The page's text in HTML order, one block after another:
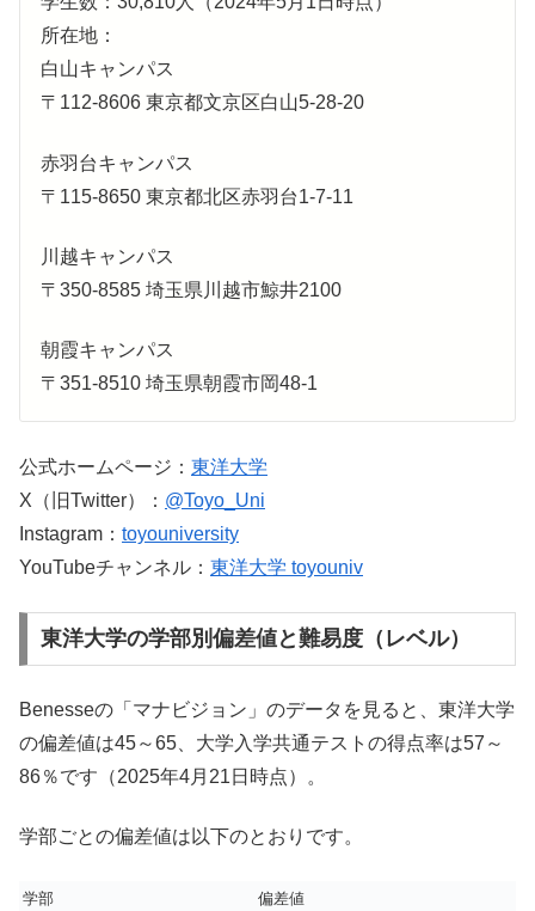
所在地：
白山キャンパス
〒112-8606 東京都文京区白山5-28-20
赤羽台キャンパス
〒115-8650 東京都北区赤羽台1-7-11
川越キャンパス
〒350-8585 埼玉県川越市鯨井2100
朝霞キャンパス
〒351-8510 埼玉県朝霞市岡48-1
公式ホームページ： 東洋大学
X（旧Twitter）： @Toyo_Uni
Instagram： toyouniversity
YouTubeチャンネル： 東洋大学 toyouniv
東洋大学の学部別偏差値と難易度（レベル）
Benesseの「マナビジョン」のデータを見ると、東洋大学
の偏差値は45～65、大学入学共通テストの得点率は57～
86％です（2025年4月21日時点）。
学部ごとの偏差値は以下のとおりです。
学部
偏差値